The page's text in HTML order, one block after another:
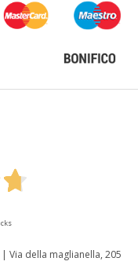
Via della maglianella, 205